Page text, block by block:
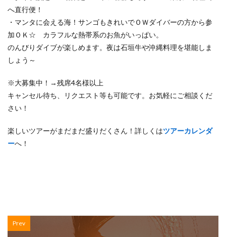
へ直行便！
・マンタに会える海！サンゴもきれいでＯＷダイバーの方から参
加ＯＫ☆ カラフルな熱帯系のお魚がいっぱい。
のんびりダイブが楽しめます。夜は石垣牛や沖縄料理を堪能しま
しょう～
※大募集中！→残席4名様以上
キャンセル待ち、リクエスト等も可能です。お気軽にご相談くだ
さい！
楽しいツアーがまだまだ盛りだくさん！詳しくはツアーカレンダ
ーへ！
Prev